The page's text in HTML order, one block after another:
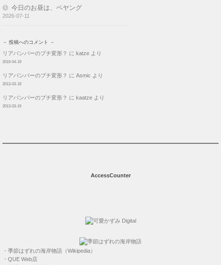
今日のお昼は、ペヤング
2026-07-11
－ 投稿へのコメント －
リアバンパーのプチ変形？ に katze より
2019-04-19
リアバンパーのプチ変形？ に Asmic より
2013-03-19
リアバンパーのプチ変形？ に kaatze より
2013-03-19
AccessCounter
・ 季節はずれの海岸物語（Wikipedia）
・ QUE Web店